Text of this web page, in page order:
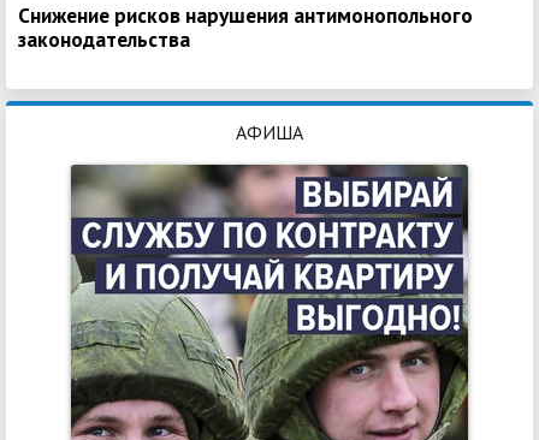
Снижение рисков нарушения антимонопольного
законодательства
АФИША